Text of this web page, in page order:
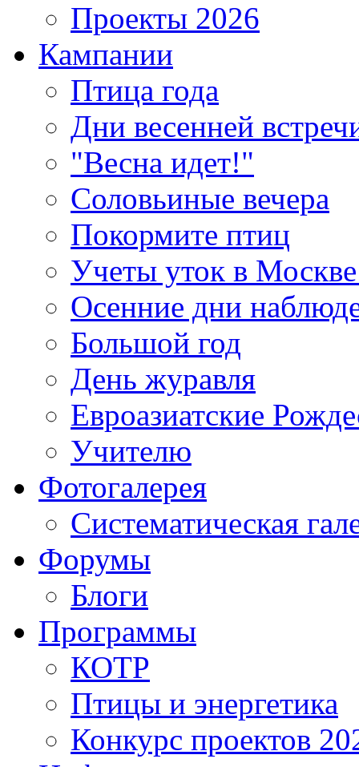
Проекты 2026
Кампании
Птица года
Дни весенней
"Весна идет!"
Соловьиные вечера
Покормите птиц
Учеты уток в
Осенние дни
Большой год
День журавля
Евроазиатские
Учителю
Фотогалерея
Систематическая
Форумы
Блоги
Программы
КОТР
Птицы и энергетика
Конкурс проектов